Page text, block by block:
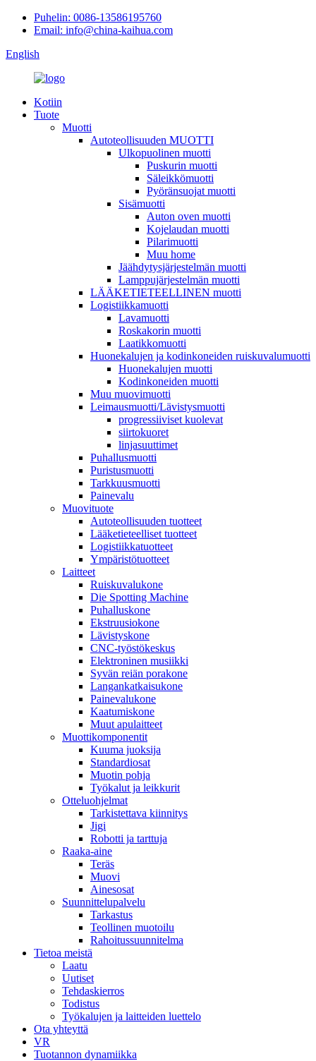
Puhelin: 0086-13586195760
Email: info@china-kaihua.com
English
Kotiin
Tuote
Muotti
Autoteollisuuden MUOTTI
Ulkopuolinen muotti
Puskurin muotti
Säleikkömuotti
Pyöränsuojat muotti
Sisämuotti
Auton oven muotti
Kojelaudan muotti
Pilarimuotti
Muu home
Jäähdytysjärjestelmän muotti
Lamppujärjestelmän muotti
LÄÄKETIETEELLINEN muotti
Logistiikkamuotti
Lavamuotti
Roskakorin muotti
Laatikkomuotti
Huonekalujen ja kodinkoneiden ruiskuvalumuotti
Huonekalujen muotti
Kodinkoneiden muotti
Muu muovimuotti
Leimausmuotti/Lävistysmuotti
progressiiviset kuolevat
siirtokuoret
linjasuuttimet
Puhallusmuotti
Puristusmuotti
Tarkkuusmuotti
Painevalu
Muovituote
Autoteollisuuden tuotteet
Lääketieteelliset tuotteet
Logistiikkatuotteet
Ympäristötuotteet
Laitteet
Ruiskuvalukone
Die Spotting Machine
Puhalluskone
Ekstruusiokone
Lävistyskone
CNC-työstökeskus
Elektroninen musiikki
Syvän reiän porakone
Langankatkaisukone
Painevalukone
Kaatumiskone
Muut apulaitteet
Muottikomponentit
Kuuma juoksija
Standardiosat
Muotin pohja
Työkalut ja leikkurit
Otteluohjelmat
Tarkistettava kiinnitys
Jigi
Robotti ja tarttuja
Raaka-aine
Teräs
Muovi
Ainesosat
Suunnittelupalvelu
Tarkastus
Teollinen muotoilu
Rahoitussuunnitelma
Tietoa meistä
Laatu
Uutiset
Tehdaskierros
Todistus
Työkalujen ja laitteiden luettelo
Ota yhteyttä
VR
Tuotannon dynamiikka